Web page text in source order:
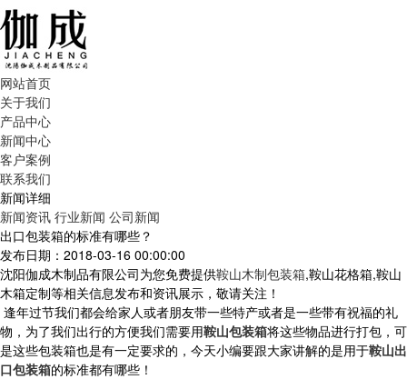
网站首页
关于我们
产品中心
新闻中心
客户案例
联系我们
新闻详细
新闻资讯 行业新闻 公司新闻
出口包装箱的标准有哪些？
发布日期：2018-03-16 00:00:00
沈阳伽成木制品有限公司为您免费提供鞍山木制包装箱,鞍山花格箱,鞍山
木箱定制等相关信息发布和资讯展示，敬请关注！
逢年过节我们都会给家人或者朋友带一些特产或者是一些带有祝福的礼
物，为了我们出行的方便我们需要用鞍山包装箱将这些物品进行打包，可
是这些包装箱也是有一定要求的，今天小编要跟大家讲解的是用于鞍山出
口包装箱的标准都有哪些！